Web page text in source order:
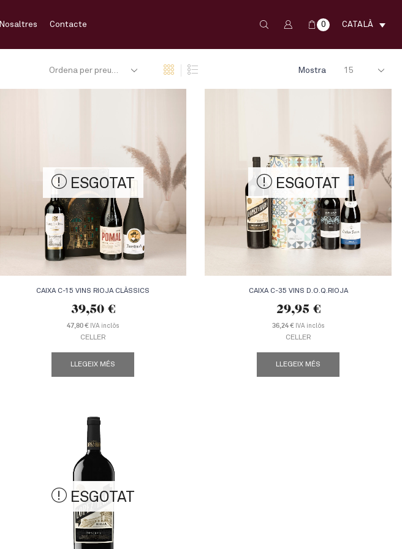
Nosaltres Contacte 0 CATALÀ
Mostra
Products
page
ESGOTAT
CAIXA C-15 VINS RIOJA CLÀSSICS
39,50 €
47,80 €IVA inclòs
CELLER
LLEGEIX MÉS
ESGOTAT
CAIXA C-35 VINS D.O.Q.RIOJA
29,95 €
36,24 €IVA inclòs
CELLER
LLEGEIX MÉS
ESGOTAT